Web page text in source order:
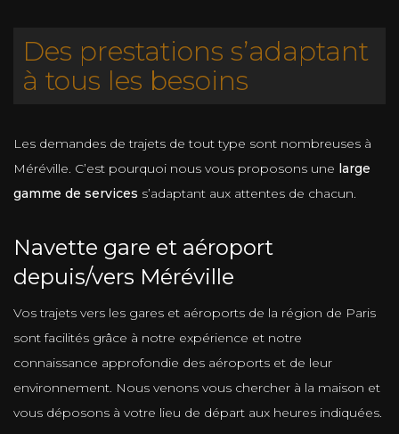
Des prestations s’adaptant
à tous les besoins
Les demandes de trajets de tout type sont nombreuses à
Méréville. C’est pourquoi nous vous proposons une large
gamme de services s’adaptant aux attentes de chacun.
Navette gare et aéroport
depuis/vers Méréville
Vos trajets vers les gares et aéroports de la région de Paris
sont facilités grâce à notre expérience et notre
connaissance approfondie des aéroports et de leur
environnement. Nous venons vous chercher à la maison et
vous déposons à votre lieu de départ aux heures indiquées.